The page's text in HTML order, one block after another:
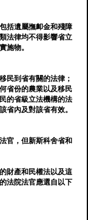
括遺屬撫卹金和殘障
法律均不得影響省立
施物。
民到省有關的法律；
省份的農業以及移民
的省級立法機構的法
省內及對該省有效。
官，但新斯科舍省和
財產和民權法以及這
法院法官應選自以下